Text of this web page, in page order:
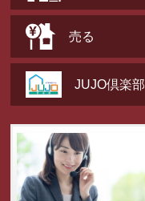
売る
JUJO倶楽部